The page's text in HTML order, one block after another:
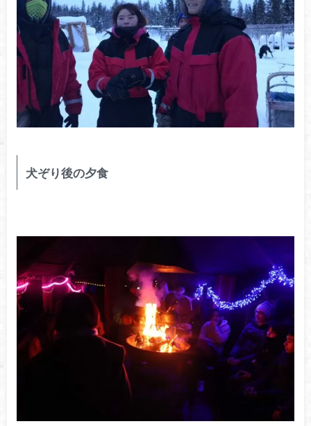
犬ぞり後の夕食